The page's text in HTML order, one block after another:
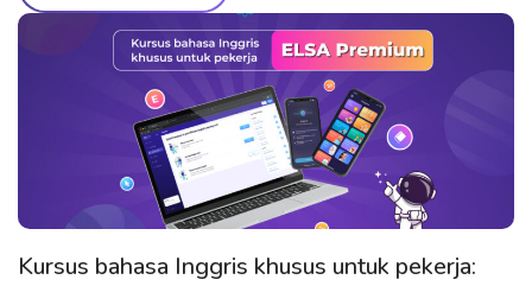
Kursus bahasa Inggris khusus untuk pekerja: